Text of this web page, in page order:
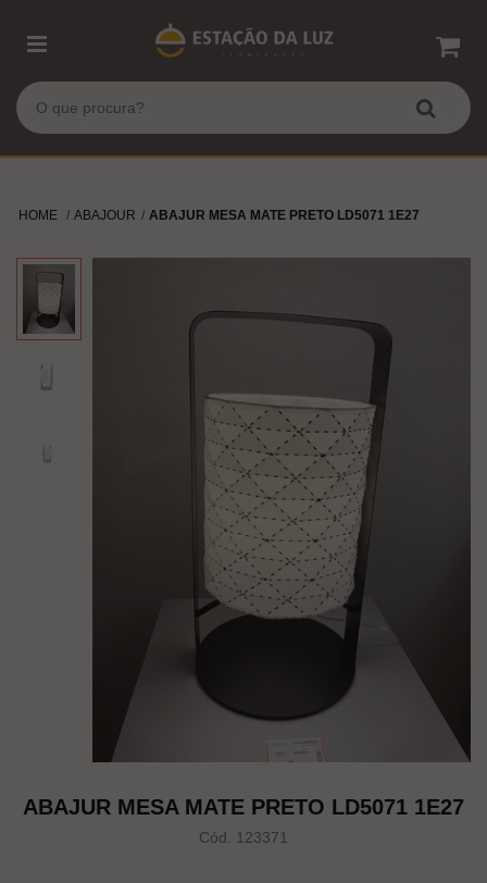
HOME ABAJOUR ABAJUR MESA MATE PRETO LD5071 1E27
ABAJUR MESA MATE PRETO LD5071 1E27
Cód. 123371